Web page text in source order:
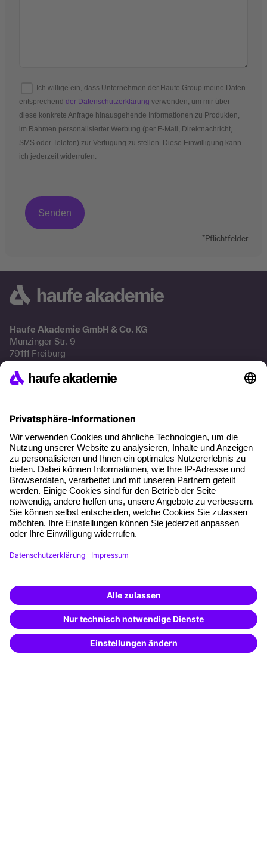
Ich willige ein, dass Unternehmen der Haufe Group meine Daten
entsprechend der Datenschutzerklärung verwenden, um mir über
diese konkrete Anfrage hinausgehende Informationen zu Produkten,
im Rahmen personalisierter Werbung (per E-Mail, Direktnachricht,
SMS oder Telefon) zur Verfügung zu stellen. Diese Einwilligung kann
ich jederzeit widerrufen.
*Pflichtfelder
Haufe Akademie GmbH & Co. KG
Munzinger Str. 9
79111 Freiburg
Eine Marke der
Über uns
Pressebereich
Karriere
Referenzen
Soziale Verantwortung
Planungssicherheit
Freie Seminarplätze
Qualitätsstandards
Planung und Locations
Weiterbildung finden -
mit KI-Power!
Beschreibe was du suchst und erhalte
passende Weiterbildungen vomKI-Berater
– schnell und treffsicher.